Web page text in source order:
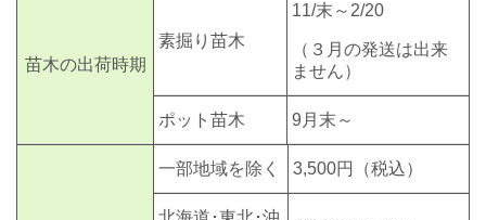
苗木の出荷時期
素掘り苗木
11/末～2/20
（３月の発送は出来
ません）
ポット苗木 9月末～
一部地域を除く 3,500円 （税込）